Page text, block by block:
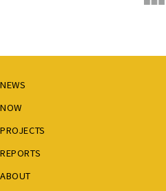
NEWS
NOW
PROJECTS
REPORTS
ABOUT